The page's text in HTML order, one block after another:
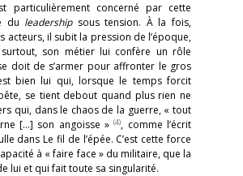
particulièrement concerné par cette
du leadershipsous tension. À la fois,
acteurs, il subit la pression de l’époque,
son métier lui confère un rôle
doit de s’armer pour affronter le gros
bien lui qui, lorsque le temps forcit
se tient debout quand plus rien ne
qui, dans le chaos de la guerre, « tout
[…] son angoisse »(4), comme l’écrit
dans Le fil de l’épée. C’est cette force
à « faire face » du militaire, que la
lui et qui fait toute sa singularité.